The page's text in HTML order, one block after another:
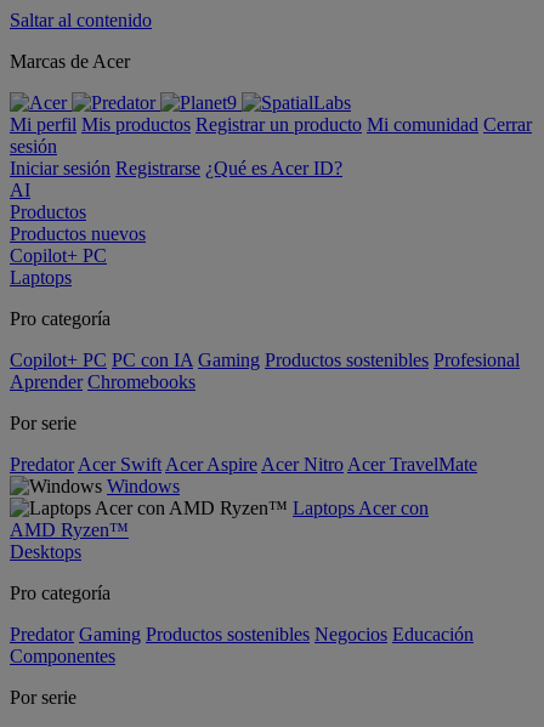
Saltar al contenido
Marcas de Acer
Mi perfil Mis productos Registrar un producto Mi comunidad Cerrar
sesión
Iniciar sesión Registrarse ¿Qué es Acer ID?
AI
Productos
Productos nuevos
Copilot+ PC
Laptops
Pro categoría
Copilot+ PC PC con IA Gaming Productos sostenibles Profesional
Aprender Chromebooks
Por serie
Predator Acer Swift Acer Aspire Acer Nitro Acer TravelMate
Windows
Laptops Acer con
AMD Ryzen™
Desktops
Pro categoría
Predator Gaming Productos sostenibles Negocios Educación
Componentes
Por serie